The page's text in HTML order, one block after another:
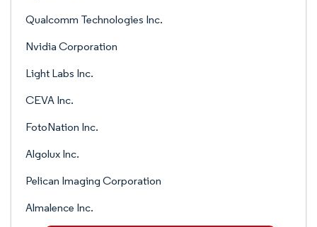
Qualcomm Technologies Inc.
Nvidia Corporation
Light Labs Inc.
CEVA Inc.
FotoNation Inc.
Algolux Inc.
Pelican Imaging Corporation
Almalence Inc.